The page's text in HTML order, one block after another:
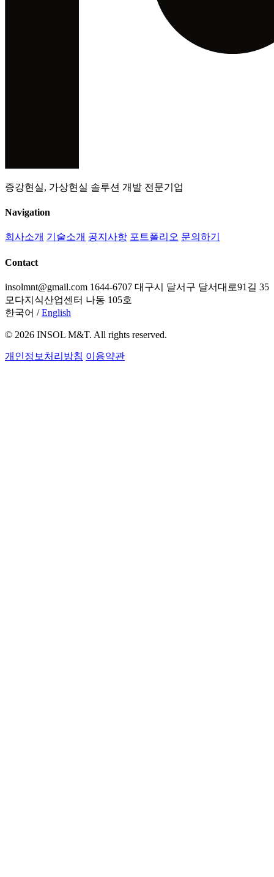
증강현실, 가상현실 솔루션 개발 전문기업
Navigation
회사소개 기술소개 공지사항 포트폴리오 문의하기
Contact
insolmnt@gmail.com 1644-6707 대구시 달서구 달서대로91길 35
모다지식산업센터 나동 105호
한국어 / English
© 2026 INSOL M&T. All rights reserved.
개인정보처리방침 이용약관